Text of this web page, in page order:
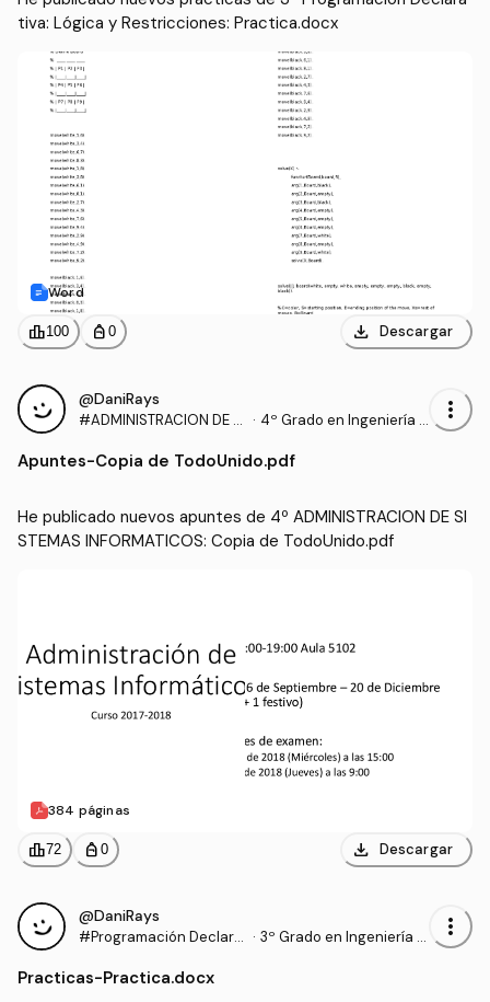
tiva: Lógica y Restricciones: Practica.docx
Word
leaderboard100 personal_bag 0 download Descargar
@DaniRays
#ADMINISTRACION DE SI
· 4º Grado en Ingeniería I
more_vert
Apuntes-Copia de TodoUnido.pdf
He publicado nuevos apuntes de 4º ADMINISTRACION DE SI
STEMAS INFORMATICOS: Copia de TodoUnido.pdf
384 páginas
leaderboard72 personal_bag 0 download Descargar
@DaniRays
#Programación Declara
nes
· 3º Grado en Ingeniería In
more_vert
Practicas-Practica.docx